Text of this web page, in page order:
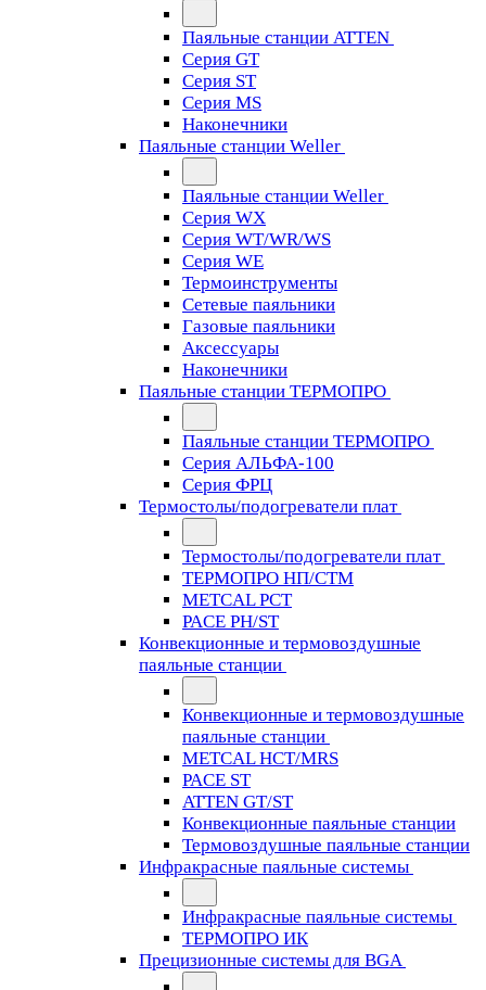
Паяльные станции ATTEN
Серия GT
Серия ST
Серия MS
Наконечники
Паяльные станции Weller
Паяльные станции Weller
Серия WX
Серия WT/WR/WS
Серия WE
Термоинструменты
Сетевые паяльники
Газовые паяльники
Аксессуары
Наконечники
Паяльные станции ТЕРМОПРО
Паяльные станции ТЕРМОПРО
Серия АЛЬФА-100
Серия ФРЦ
Термостолы/подогреватели плат
Термостолы/подогреватели плат
ТЕРМОПРО НП/СТМ
METCAL PCT
PACE PH/ST
Конвекционные и термовоздушные
паяльные станции
Конвекционные и термовоздушные
паяльные станции
METCAL HCT/MRS
PACE ST
ATTEN GT/ST
Конвекционные паяльные станции
Термовоздушные паяльные станции
Инфракрасные паяльные системы
Инфракрасные паяльные системы
ТЕРМОПРО ИК
Прецизионные системы для BGA